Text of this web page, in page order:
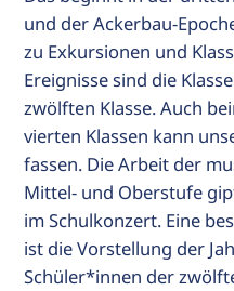
und der Ackerbau-
zu Exkursionen und
Ereignisse sind die
zwölften Klasse. Auch
vierten Klassen kann
fassen. Die Arbeit der
Mittel- und Oberstufe
im Schulkonzert. Eine
ist die Vorstellung der
Schüler*innen der